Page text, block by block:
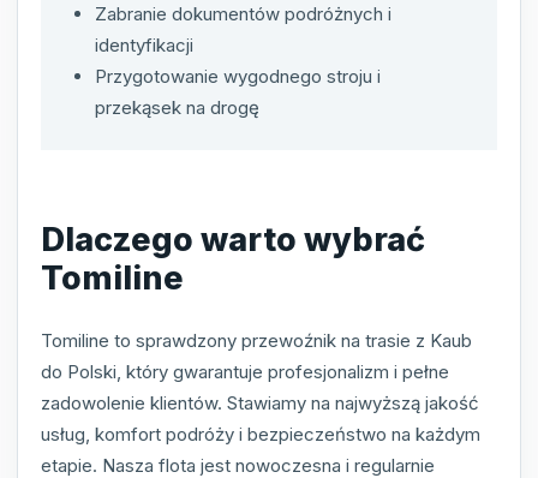
Zabranie dokumentów podróżnych i
identyfikacji
Przygotowanie wygodnego stroju i
przekąsek na drogę
Dlaczego warto wybrać
Tomiline
Tomiline to sprawdzony przewoźnik na trasie z Kaub
do Polski, który gwarantuje profesjonalizm i pełne
zadowolenie klientów. Stawiamy na najwyższą jakość
usług, komfort podróży i bezpieczeństwo na każdym
etapie. Nasza flota jest nowoczesna i regularnie